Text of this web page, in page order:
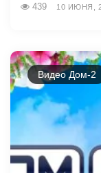
439 10 ИЮНЯ,
Видео Дом-2